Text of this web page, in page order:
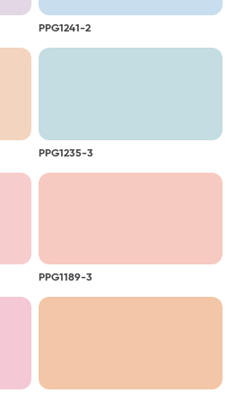
PPG1241-2
PPG1235-3
PPG1189-3